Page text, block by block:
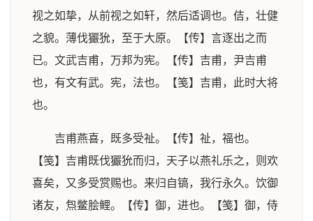
视之如挚，从前视之如轩，然后适调也。佶，壮健
之貌。薄伐玁狁，至于大原。【传】言逐出之而
已。文武吉甫，万邦为宪。【传】吉甫，尹吉甫
也，有文有武。宪，法也。【笺】吉甫，此时大将
也。
吉甫燕喜，既多受祉。【传】祉，福也。
【笺】吉甫既伐玁狁而归，天子以燕礼乐之，则欢
喜矣，又多受赏赐也。来归自镐，我行永久。饮御
诸友，炰鳖脍鲤。【传】御，进也。【笺】御，侍